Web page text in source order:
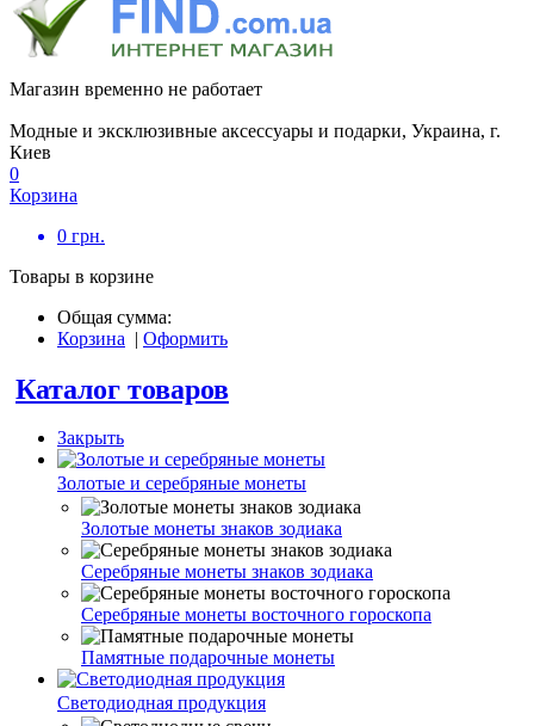
Магазин временно не работает
Модные и эксклюзивные аксессуары и подарки, Украина, г.
Киев
0
Корзина
0 грн.
Товары в корзине
Общая сумма:
Корзина | Оформить
Каталог товаров
Закрыть
Золотые и серебряные монеты
Золотые монеты знаков зодиака
Серебряные монеты знаков зодиака
Серебряные монеты восточного гороскопа
Памятные подарочные монеты
Светодиодная продукция